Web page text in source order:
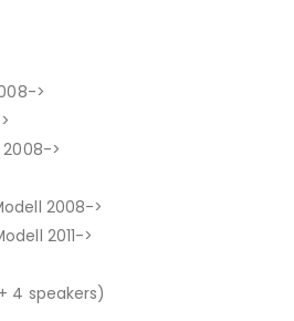
>
>
2008->
2011->
4 speakers)